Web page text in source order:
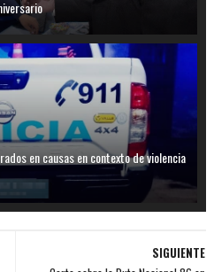
en causas en contexto de violencia
SIGUIENTE